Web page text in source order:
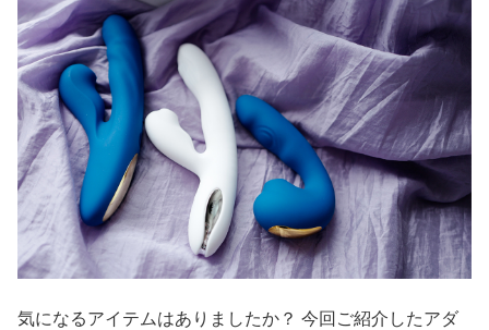
気になるアイテムはありましたか？ 今回ご紹介したアダ